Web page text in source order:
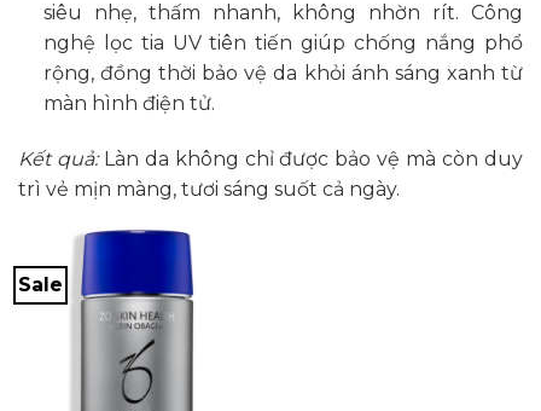
siêu nhẹ, thấm nhanh, không nhờn rít. Công
nghệ lọc tia UV tiên tiến giúp chống nắng phổ
rộng, đồng thời bảo vệ da khỏi ánh sáng xanh từ
màn hình điện tử.
Kết quả:Làn da không chỉ được bảo vệ mà còn duy
trì vẻ mịn màng, tươi sáng suốt cả ngày.
Sale